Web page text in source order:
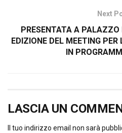
Next
PRESENTATA A
EDIZIONE DEL MEETING
IN
LASCIA UN
Il tuo indirizzo email non sarà